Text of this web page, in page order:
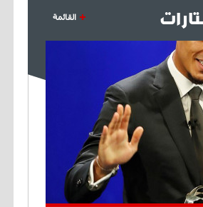
لوكاتيلي يؤكد نيته في الانتقال إلى
18:10
- 2021/07/25
أنشيلوتي يصر على جلب كيليني
وقدوم الإيطالي يقترب
القائمة